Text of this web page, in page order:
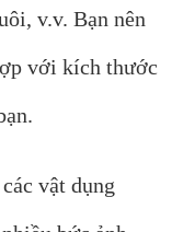
v.v. Bạn nên
với kích thước
vật dụng